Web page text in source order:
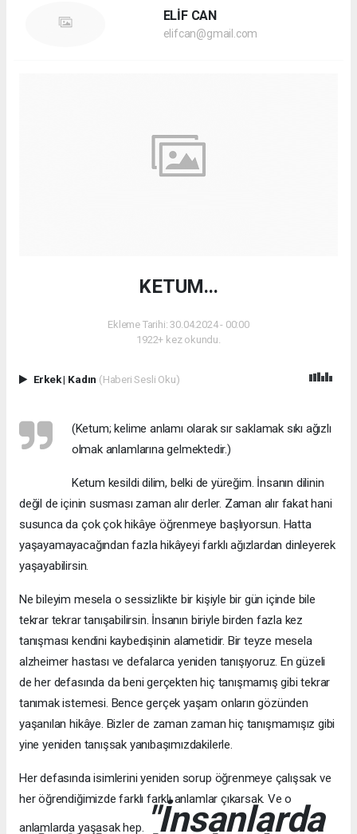
ELİF CAN
elifcan@gmail.com
KETUM...
Ekleme Tarihi: 30.04.2024 - 00:00
1922+ kez okundu.
Erkek| Kadın (Haberi Sesli Oku)
(Ketum; kelime anlamı olarak sır saklamak sıkı ağızlı
olmak anlamlarına gelmektedir.)
Ketum kesildi dilim, belki de yüreğim. İnsanın dilinin
değil de içinin susması zaman alır derler. Zaman alır fakat hani
susunca da çok çok hikâye öğrenmeye başlıyorsun. Hatta
yaşayamayacağından fazla hikâyeyi farklı ağızlardan dinleyerek
yaşayabilirsin.
Ne bileyim mesela o sessizlikte bir kişiyle bir gün içinde bile
tekrar tekrar tanışabilirsin. İnsanın biriyle birden fazla kez
tanışması kendini kaybedişinin alametidir. Bir teyze mesela
alzheimer hastası ve defalarca yeniden tanışıyoruz. En güzeli
de her defasında da beni gerçekten hiç tanışmamış gibi tekrar
tanımak istemesi. Bence gerçek yaşam onların gözünden
yaşanılan hikâye. Bizler de zaman zaman hiç tanışmamışız gibi
yine yeniden tanışsak yanıbaşımızdakilerle.
Her defasında isimlerini yeniden sorup öğrenmeye çalışsak ve
her öğrendiğimizde farklı farklı anlamlar çıkarsak. Ve o
anlamlarda yaşasak hep.
"İnsanlarda